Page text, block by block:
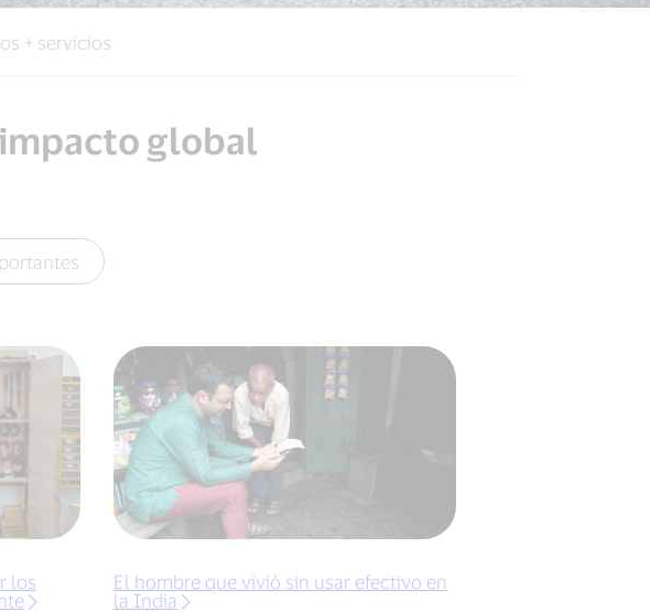
+ servicios
global
los
El hombre que vivió sin usar efectivo en
la India